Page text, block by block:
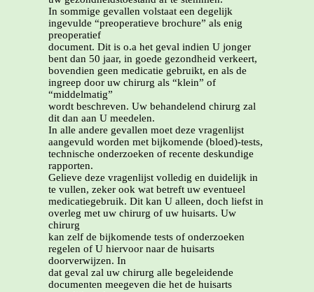
In sommige gevallen volstaat een degelijk
ingevulde “preoperatieve brochure” als enig
preoperatief
document. Dit is o.a het geval indien U jonger
bent dan 50 jaar, in goede gezondheid verkeert,
bovendien geen medicatie gebruikt, en als de
ingreep door uw chirurg als “klein” of
“middelmatig”
wordt beschreven. Uw behandelend chirurg zal
dit dan aan U meedelen.
In alle andere gevallen moet deze vragenlijst
aangevuld worden met bijkomende (bloed)-tests,
technische onderzoeken of recente deskundige
rapporten.
Gelieve deze vragenlijst volledig en duidelijk in
te vullen, zeker ook wat betreft uw eventueel
medicatiegebruik. Dit kan U alleen, doch liefst in
overleg met uw chirurg of uw huisarts. Uw
chirurg
kan zelf de bijkomende tests of onderzoeken
regelen of U hiervoor naar de huisarts
doorverwijzen. In
dat geval zal uw chirurg alle begeleidende
documenten meegeven die het de huisarts